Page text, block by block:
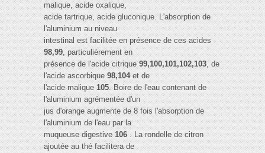
malique, acide oxalique,
acide tartrique, acide gluconique. L'absorption de
l'aluminium au niveau
intestinal est facilitée en présence de ces acides
98,99, particulièrement en
présence de l'acide citrique99,100,101,102,103, de
l'acide ascorbique98,104et de
l'acide malique105. Boire de l'eau contenant de
l'aluminium agrémentée d'un
jus d'orange augmente de 8 fois l'absorption de
l'aluminium de l'eau par la
muqueuse digestive106. La rondelle de citron
ajoutée au thé facilitera de